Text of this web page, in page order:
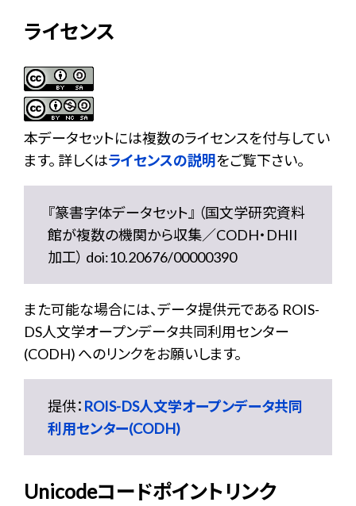
ライセンス
本データセットには複数のライセンスを付与してい
ます。 詳しくはライセンスの説明をご覧下さい。
『篆書字体データセット』 （国文学研究資料
館が複数の機関から収集／CODH・DHII
加工） doi:10.20676/00000390
また可能な場合には、データ提供元である ROIS-
DS人文学オープンデータ共同利用センター
(CODH) へのリンクをお願いします。
提供： ROIS-DS人文学オープンデータ共同
利用センター(CODH)
Unicodeコードポイントリンク